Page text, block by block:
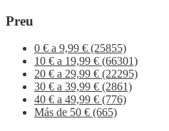
Preu
0 € a 9,99 € (25855)
10 € a 19,99 € (66301)
20 € a 29,99 € (22295)
30 € a 39,99 € (2861)
40 € a 49,99 € (776)
Más de 50 € (665)